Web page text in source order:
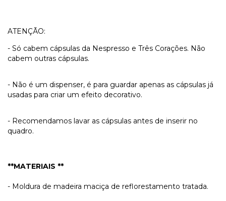
ATENÇÃO:
- Só cabem cápsulas da Nespresso e Três Corações. Não
cabem outras cápsulas.
- Não é um dispenser, é para guardar apenas as cápsulas já
usadas para criar um efeito decorativo.
- Recomendamos lavar as cápsulas antes de inserir no
quadro.
**MATERIAIS **
- Moldura de madeira maciça de reflorestamento tratada.